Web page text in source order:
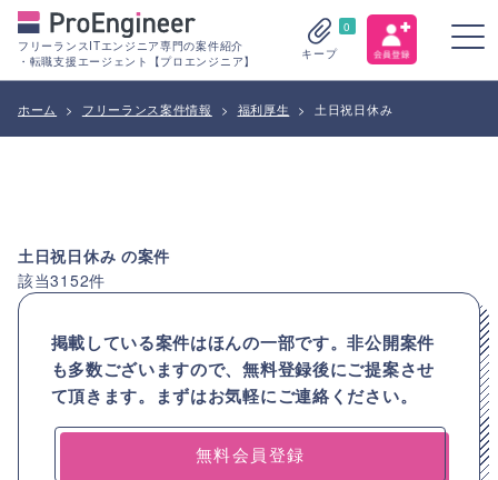
フリーランスITエンジニア専門の案件紹介
・転職支援エージェント【プロエンジニア】
0
キープ
ホーム > フリーランス案件情報 > 福利厚生 > 土日祝日休み
土日祝日休み の案件
該当3152件
掲載している案件はほんの一部です。非公開案件
も多数ございますので、無料登録後にご提案させ
て頂きます。まずはお気軽にご連絡ください。
無料会員登録